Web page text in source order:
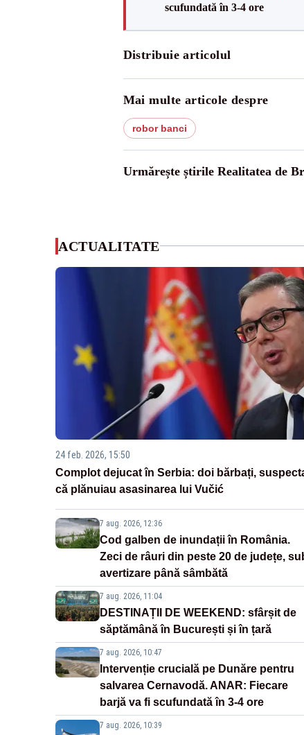
scufundată în 3-4 ore
Distribuie articolul
Mai multe articole despre
robor banci
Urmărește știrile Realitatea de
ACTUALITATE
24 feb. 2026, 15:50
Complot dejucat în Serbia: doi bărbați,
că plănuiau asasinarea lui Vučić
7 aug. 2026, 12:36
Cod galben de inundații în România.
Zeci de râuri din peste 20 de județe,
avertizare până sâmbătă
7 aug. 2026, 11:04
DESTINAȚII DE WEEKEND: sfârșit de
săptămână în București și în țară
7 aug. 2026, 10:47
Intervenție crucială pe Dunăre pentru
salvarea Cernavodă. ANAR: Fiecare
barjă va fi scufundată în 3-4 ore
7 aug. 2026, 10:39